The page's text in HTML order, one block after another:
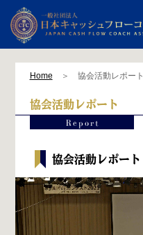
Home ＞ 協会活動レポート
協会活動レポート
協会活動レポート